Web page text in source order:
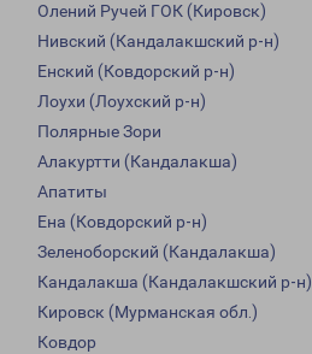
Олений Ручей ГОК (Кировск)
Нивский (Кандалакшский р-н)
Енский (Ковдорский р-н)
Лоухи (Лоухский р-н)
Полярные Зори
Алакуртти (Кандалакша)
Апатиты
Ена (Ковдорский р-н)
Зеленоборский (Кандалакша)
Кандалакша (Кандалакшский р-н)
Кировск (Мурманская обл.)
Ковдор